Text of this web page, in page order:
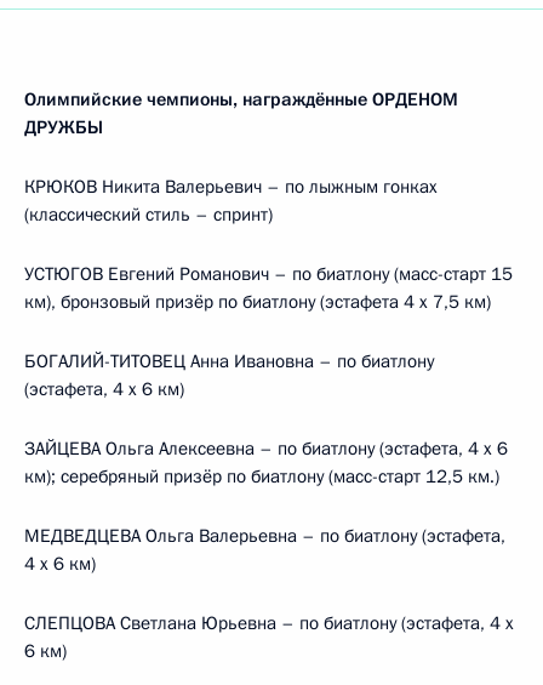
Олимпийские чемпионы, награждённые ОРДЕНОМ
ДРУЖБЫ
КРЮКОВ Никита Валерьевич – по лыжным гонках
(классический стиль – спринт)
УСТЮГОВ Евгений Романович – по биатлону (масс-старт 15
км), бронзовый призёр по биатлону (эстафета 4 х 7,5 км)
БОГАЛИЙ-ТИТОВЕЦ Анна Ивановна – по биатлону
(эстафета, 4 х 6 км)
ЗАЙЦЕВА Ольга Алексеевна – по биатлону (эстафета, 4 х 6
км); серебряный призёр по биатлону (масс-старт 12,5 км.)
МЕДВЕДЦЕВА Ольга Валерьевна – по биатлону (эстафета,
4 х 6 км)
СЛЕПЦОВА Светлана Юрьевна – по биатлону (эстафета, 4 х
6 км)